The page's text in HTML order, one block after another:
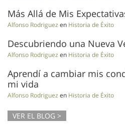
Más Allá de Mis
Alfonso Rodriguez en Historia de Éxito
Descubriendo una Nueva
Alfonso Rodriguez en Historia de Éxito
Aprendí a cambiar mis
mi vida
Alfonso Rodriguez en Historia de Éxito
VER EL BLOG >